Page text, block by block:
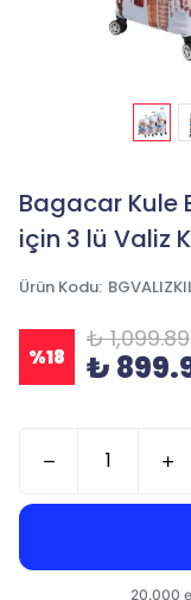
Bagacar Kule
için 3 lü Valiz
Ürün Kodu:
%18
₺ 1,099.89
₺